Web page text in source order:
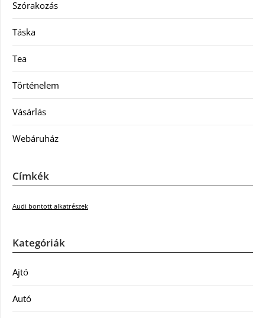
Szórakozás
Táska
Tea
Történelem
Vásárlás
Webáruház
Címkék
Audi bontott alkatrészek
Kategóriák
Ajtó
Autó